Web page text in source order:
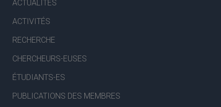
ACTUALITÉS
ACTIVITÉS
RECHERCHE
CHERCHEURS-EUSES
ÉTUDIANTS-ES
PUBLICATIONS DES MEMBRES